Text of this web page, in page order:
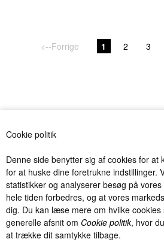
Cookie politik
Denne side benytter sig af cookies for at
for at huske dine foretrukne indstillinger.
statistikker og analyserer besøg på
hele tiden forbedres, og at vores
dig. Du kan læse mere om hvilke
generelle afsnit om Cookie politik, hvor
at trække dit samtykke tilbage.
<--Forrige 1 2 3
Billig levering fra kun 40 kr. med
1000 kr. (Gælder kun